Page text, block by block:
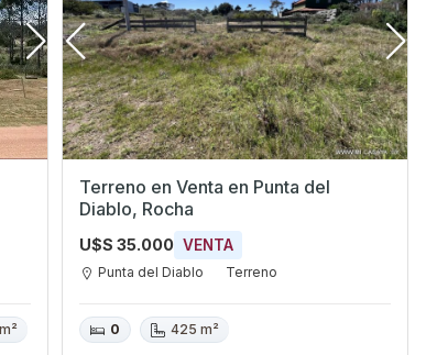
Terreno en Venta en Punta del
Diablo, Rocha
U$S 35.000 VENTA
Punta del Diablo Terreno
0 425 m²